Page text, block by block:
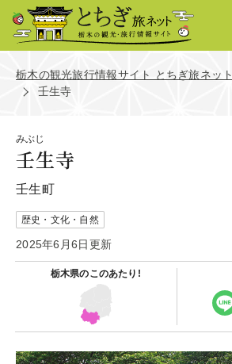
栃木の観光旅行情報サイト とちぎ旅ネット
壬生寺
みぶじ
壬生寺
壬生町
歴史・文化・自然
2025年6月6日更新
栃木県のこのあたり!